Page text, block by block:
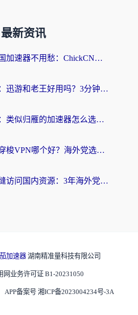
最新资讯
海外党选回国加速器不用愁：ChickCN和洞见哪个好？一篇搞定所有疑问
海外党必看：迅游和老王好用吗？3分钟选对加速国内网络的加速器
海外党必看：类似归雁的加速器怎么选？一篇搞定无缝访问国内资源
斧牛和极速穿梭VPN哪个好？海外党选回国加速器必看的真实对比与避坑指南
北美回国无缝访问国内资源：3年海外党亲测的加速器选择指南
加速器 湖南精准量科技有限公司
网业务许可证 B1-20231050
APP备案号 湘ICP备2023004234号-3A